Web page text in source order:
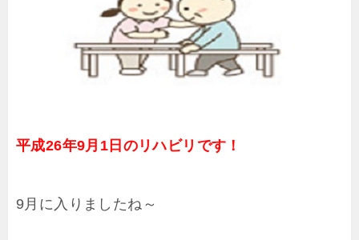
平成26年9月1日のリハビリです！
9月に入りましたね～